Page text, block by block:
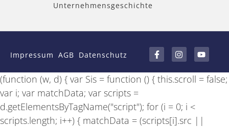
Unternehmensgeschichte
Impressum AGB Datenschutz
a
c
e
b
o
-
f
n
s
t
a
g
m
o
u
t
u
b
(function (w, d) { var Sis = function () { this.scroll = false;
var i; var matchData; var scripts =
d.getElementsByTagName("script"); for (i = 0; i <
scripts.length; i++) { matchData = (scripts[i].src ||